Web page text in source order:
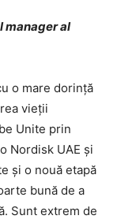
manager al
o mare dorinţă
vieţii
Unite prin
Nordisk UAE şi
şi o nouă etapă
bună de a
Sunt extrem de